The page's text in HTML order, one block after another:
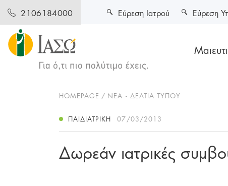
2106184000 Εύρεση Ιατρού Εύρεση
HOMEPAGE ΝΕΑ - ΔΕΛΤΙΑ ΤΥΠΟΥ
ΠΑΙΔΙΑΤΡΙΚΉ 07/03/2013
Δωρεάν ιατρικές